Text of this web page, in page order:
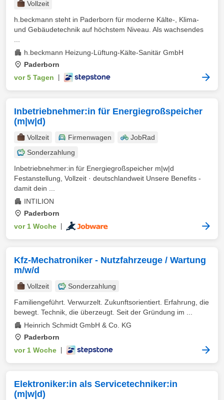
Vollzeit
h.beckmann steht in Paderborn für moderne Kälte-, Klima-
und Gebäudetechnik auf höchstem Niveau. Als wachsendes
h.beckmann Heizung-Lüftung-Kälte-Sanitär GmbH
Paderborn
vor 5 Tagen
Inbetriebnehmer:in für Energiegroßspeicher
(m|w|d)
Vollzeit Firmenwagen
JobRad
Sonderzahlung
Inbetriebnehmer:in für Energiegroßspeicher m|w|d
Festanstellung, Vollzeit · deutschlandweit Unsere Benefits -
damit dein ...
INTILION
Paderborn
vor 1 Woche
Kfz-Mechatroniker - Nutzfahrzeuge / Wartung
m/w/d
Vollzeit
Sonderzahlung
Familiengeführt. Verwurzelt. Zukunftsorientiert. Erfahrung, die
bewegt. Technik, die überzeugt. Seit der Gründung im ...
Heinrich Schmidt GmbH & Co. KG
Paderborn
vor 1 Woche
Elektroniker:in als Servicetechniker:in
(m|w|d)